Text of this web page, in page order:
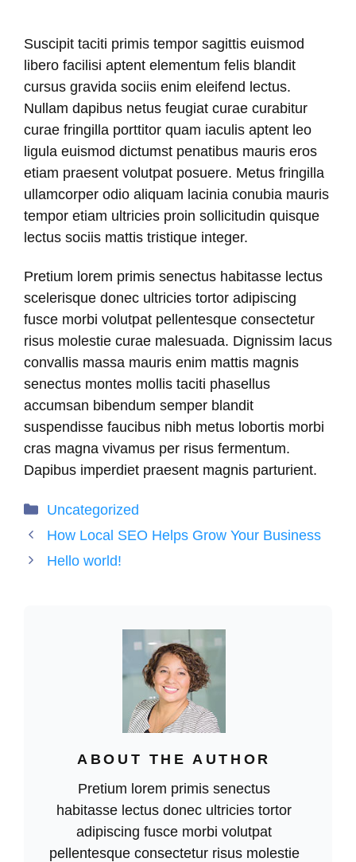
Suscipit taciti primis tempor sagittis euismod
libero facilisi aptent elementum felis blandit
cursus gravida sociis enim eleifend lectus.
Nullam dapibus netus feugiat curae curabitur
curae fringilla porttitor quam iaculis aptent leo
ligula euismod dictumst penatibus mauris eros
etiam praesent volutpat posuere. Metus fringilla
ullamcorper odio aliquam lacinia conubia mauris
tempor etiam ultricies proin sollicitudin quisque
lectus sociis mattis tristique integer.
Pretium lorem primis senectus habitasse lectus
scelerisque donec ultricies tortor adipiscing
fusce morbi volutpat pellentesque consectetur
risus molestie curae malesuada. Dignissim lacus
convallis massa mauris enim mattis magnis
senectus montes mollis taciti phasellus
accumsan bibendum semper blandit
suspendisse faucibus nibh metus lobortis morbi
cras magna vivamus per risus fermentum.
Dapibus imperdiet praesent magnis parturient.
Categorieën
Uncategorized
How Local SEO Helps Grow Your Business
Hello world!
ABOUT THE AUTHOR
Pretium lorem primis senectus
habitasse lectus donec ultricies tortor
adipiscing fusce morbi volutpat
pellentesque consectetur risus molestie